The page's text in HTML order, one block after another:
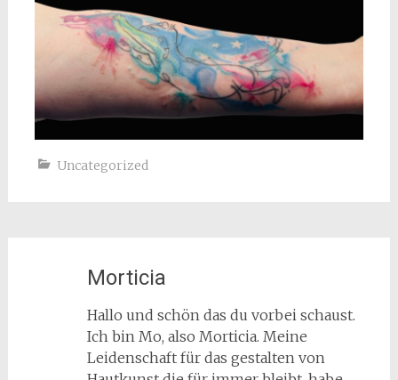
Uncategorized
Morticia
Hallo und schön das du vorbei schaust.
Ich bin Mo, also Morticia. Meine
Leidenschaft für das gestalten von